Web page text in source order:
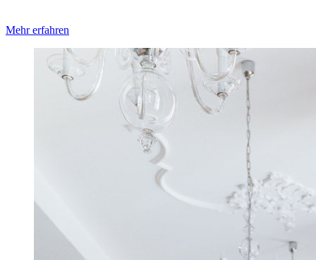
Mehr erfahren